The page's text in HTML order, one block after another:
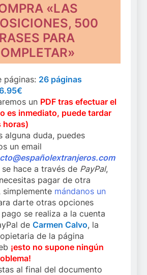
«LAS
500
PARA
páginas: 26 páginas
un PDF tras efectuar el
es inmediato, puede tardar
horas)
alguna duda, puedes
un email
hace a través de PayPal,
pagar de otra
simplemente mándanos un
darte otras opciones
pago se realiza a la cuenta
deCarmen Calvo, la
de la página
¡esto no supone ningún
al final del documento